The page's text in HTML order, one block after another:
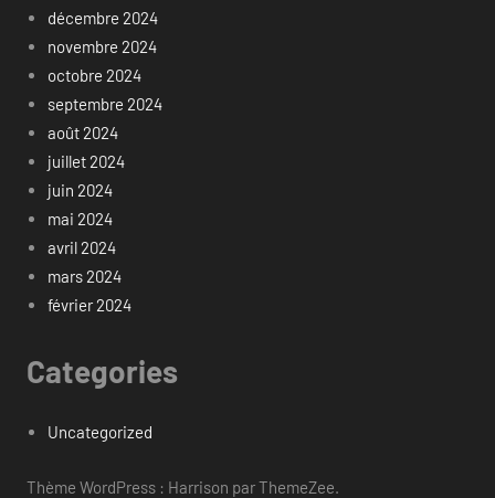
décembre 2024
novembre 2024
octobre 2024
septembre 2024
août 2024
juillet 2024
juin 2024
mai 2024
avril 2024
mars 2024
février 2024
Categories
Uncategorized
Thème WordPress : Harrison par ThemeZee.